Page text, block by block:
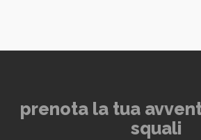
prenota la tua
squali